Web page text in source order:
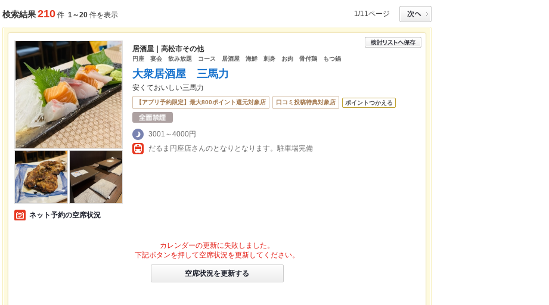
検索結果210 件 1～20 件を表示 1/11ページ
居酒屋｜高松市その他
円座 宴会 飲み放題 コース 居酒屋 海鮮 刺身 お肉 骨付鶏 もつ鍋
大衆居酒屋 三馬力
安くておいしい三馬力
【アプリ予約限定】最大800ポイント還元対象店 口コミ投稿特典対象店 ポイントつかえる
3001～4000円
だるま円座店さんのとなりとなります。駐車場完備
ネット予約の空席状況
カレンダーの更新に失敗しました。
下記ボタンを押して空席状況を更新してください。
空席状況を更新する